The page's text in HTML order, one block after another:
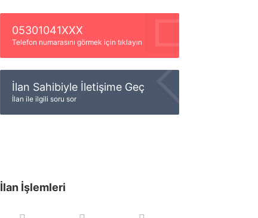
05301041XXX
Telefon numarasını görmek için tıklayın
İlan Sahibiyle İletişime Geç
İlan ile ilgili soru sor
İlan İşlemleri